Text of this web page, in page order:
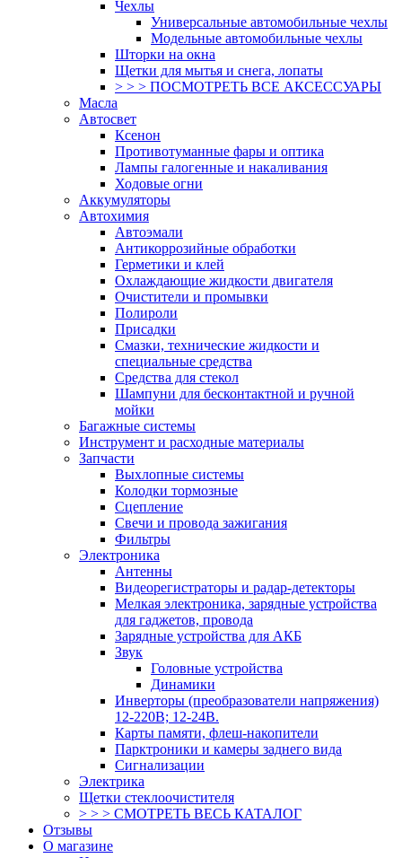
Чехлы
Универсальные автомобильные чехлы
Модельные автомобильные чехлы
Шторки на окна
Щетки для мытья и снега, лопаты
> > > ПОСМОТРЕТЬ ВСЕ АКСЕССУАРЫ
Масла
Автосвет
Ксенон
Противотуманные фары и оптика
Лампы галогенные и накаливания
Ходовые огни
Аккумуляторы
Автохимия
Автоэмали
Антикоррозийные обработки
Герметики и клей
Охлаждающие жидкости двигателя
Очистители и промывки
Полироли
Присадки
Смазки, технические жидкости и
специальные средства
Средства для стекол
Шампуни для бесконтактной и ручной
мойки
Багажные системы
Инструмент и расходные материалы
Запчасти
Выхлопные системы
Колодки тормозные
Сцепление
Свечи и провода зажигания
Фильтры
Электроника
Антенны
Видеорегистраторы и радар-детекторы
Мелкая электроника, зарядные устройства
для гаджетов, провода
Зарядные устройства для АКБ
Звук
Головные устройства
Динамики
Инверторы (преобразователи напряжения)
12-220В; 12-24В.
Карты памяти, флеш-накопители
Парктроники и камеры заднего вида
Сигнализации
Электрика
Щетки стеклоочистителя
> > > СМОТРЕТЬ ВЕСЬ КАТАЛОГ
Отзывы
О магазине